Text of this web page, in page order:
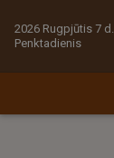
2026 Rugpjūtis 7 d.
Penktadienis